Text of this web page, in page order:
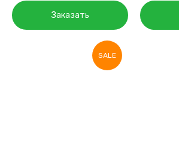
Заказать
SALE